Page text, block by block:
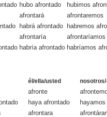
hubo afrontado hubimos
afrontará afrontaremos
habrá afrontado habremos
afrontaría afrontaríamos
habría afrontado habríamos
él/ella/usted
afronte
haya afrontado
afrontara